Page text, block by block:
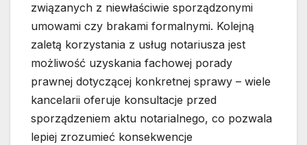
związanych z niewłaściwie sporządzonymi
umowami czy brakami formalnymi. Kolejną
zaletą korzystania z usług notariusza jest
możliwość uzyskania fachowej porady
prawnej dotyczącej konkretnej sprawy – wiele
kancelarii oferuje konsultacje przed
sporządzeniem aktu notarialnego, co pozwala
lepiej zrozumieć konsekwencje